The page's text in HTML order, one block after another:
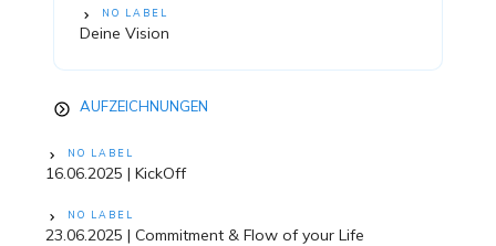
NO LABEL
Deine Vision
AUFZEICHNUNGEN
NO LABEL
16.06.2025 | KickOff
NO LABEL
23.06.2025 | Commitment & Flow of your Life